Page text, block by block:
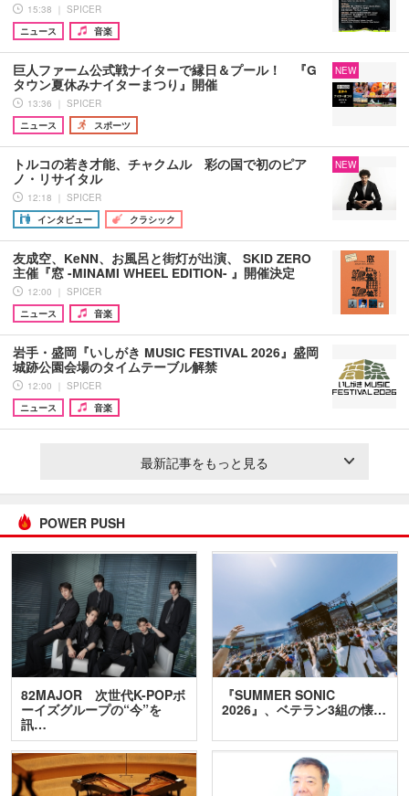
15:38 ｜ SPICER
ニュース
音楽
巨人ファーム公式戦ナイターで縁日＆プール！ 『G
タウン夏休みナイターまつり』開催
13:36 ｜ SPICER
ニュース
スポーツ
NEW
トルコの若き才能、チャクムル 彩の国で初のピア
ノ・リサイタル
12:18 ｜ SPICER
インタビュー
クラシック
NEW
友成空、KeNN、お風呂と街灯が出演、 SKID ZERO
主催『窓 -MINAMI WHEEL EDITION- 』開催決定
12:00 ｜ SPICER
ニュース
音楽
岩手・盛岡『いしがき MUSIC FESTIVAL 2026』盛岡
城跡公園会場のタイムテーブル解禁
12:00 ｜ SPICER
ニュース
音楽
最新記事をもっと見る
POWER PUSH
82MAJOR 次世代K-POPボ
ーイズグループの“今”を
訊…
『SUMMER SONIC
2026』、ベテラン3組の懐…